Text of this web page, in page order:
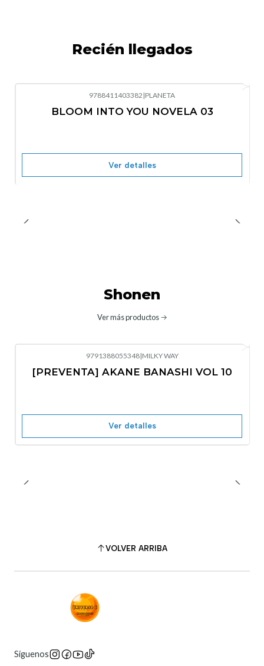
Recién llegados
Nuevo
9788411403382 |PLANETA
BLOOM INTO YOU NOVELA 03
Ver detalles
Shonen
Ver más productos
No disponible
9791388055348|MILKY WAY
[PREVENTA] AKANE BANASHI VOL 10
Ver detalles
VOLVER ARRIBA
Síguenos